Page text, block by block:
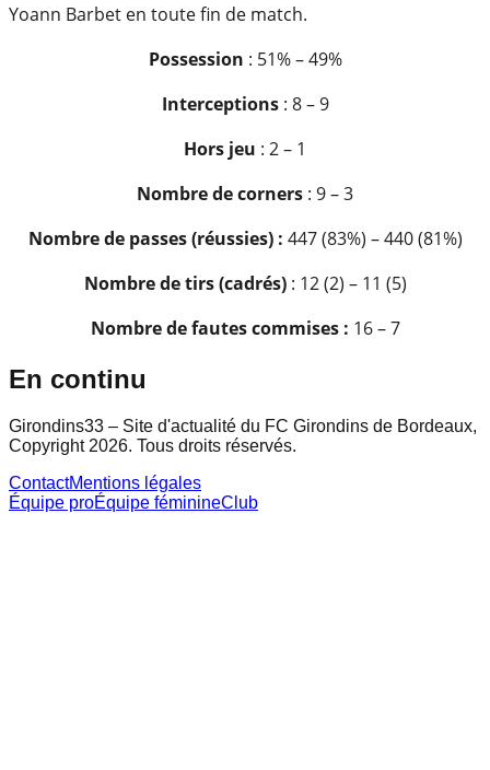
Yoann Barbet en toute fin de match.
Possession : 51% – 49%
Interceptions: 8 – 9
Hors jeu : 2 – 1
Nombre de corners : 9 – 3
Nombre de passes (réussies) : 447 (83%) – 440 (81%)
Nombre de tirs (cadrés): 12 (2) – 11 (5)
Nombre de fautes commises : 16 – 7
En continu
Girondins33 – Site d'actualité du FC Girondins de Bordeaux,
Copyright 2026. Tous droits réservés.
ContactMentions légales
Équipe proÉquipe féminineClub